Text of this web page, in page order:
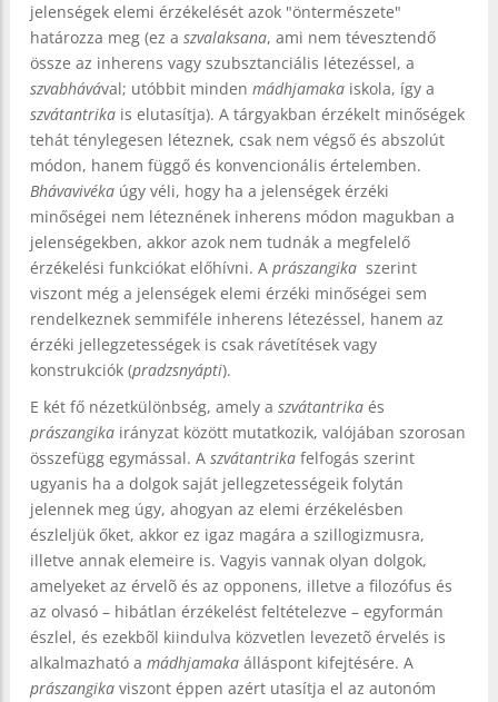
jelenségek elemi érzékelését azok "öntermészete"
határozza meg (ez a szvalaksana, ami nem tévesztendő
össze az inherens vagy szubsztanciális létezéssel, a
szvabhávával; utóbbit minden mádhjamaka iskola, így a
szvátantrika is elutasítja). A tárgyakban érzékelt minőségek
tehát ténylegesen léteznek, csak nem végső és abszolút
módon, hanem függő és konvencionális értelemben.
Bhávavivéka úgy véli, hogy ha a jelenségek érzéki
minőségei nem léteznének inherens módon magukban a
jelenségekben, akkor azok nem tudnák a megfelelő
érzékelési funkciókat előhívni. A prászangika szerint
viszont még a jelenségek elemi érzéki minőségei sem
rendelkeznek semmiféle inherens létezéssel, hanem az
érzéki jellegzetességek is csak rávetítések vagy
konstrukciók (pradzsnyápti).
E két fő nézetkülönbség, amely a szvátantrika és
prászangika irányzat között mutatkozik, valójában szorosan
összefügg egymással. A szvátantrika felfogás szerint
ugyanis ha a dolgok saját jellegzetességeik folytán
jelennek meg úgy, ahogyan az elemi érzékelésben
észleljük őket, akkor ez igaz magára a szillogizmusra,
illetve annak elemeire is. Vagyis vannak olyan dolgok,
amelyeket az érvelõ és az opponens, illetve a filozófus és
az olvasó – hibátlan érzékelést feltételezve – egyformán
észlel, és ezekbõl kiindulva közvetlen levezetõ érvelés is
alkalmazható a mádhjamaka álláspont kifejtésére. A
prászangika viszont éppen azért utasítja el az autonóm